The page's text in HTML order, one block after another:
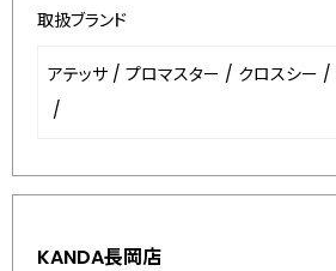
取扱ブランド
アテッサ / プロマスター / クロスシー /
/
KANDA長岡店